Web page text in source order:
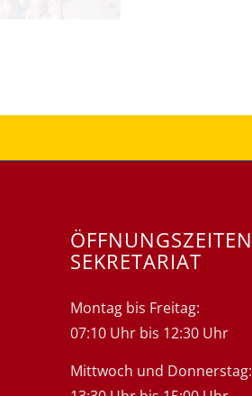
ÖFFNUNGSZEITEN
SEKRETARIAT
Montag bis Freitag:
07:10 Uhr bis 12:30 Uhr
Mittwoch und Donnerstag: